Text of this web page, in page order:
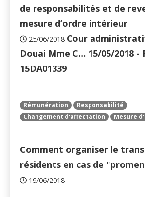
de responsabilités et de
mesure d’ordre intérieur
25/06/2018 Cour
Douai Mme C… 15/05/2018 -
15DA01339
Rémunération
Responsabilité
Changement d'affectation
Mesure
Comment organiser le
résidents en cas de
19/06/2018